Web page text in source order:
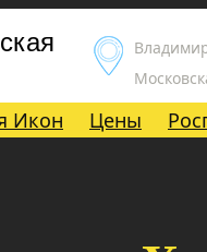
Икон Цены